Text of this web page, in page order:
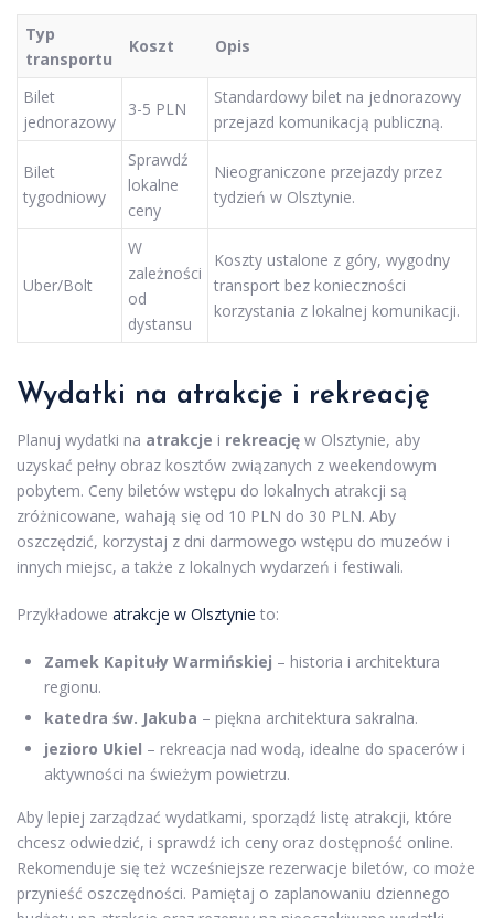
Typ
transportu
Koszt Opis
Bilet
jednorazowy
3-5 PLN
Standardowy bilet na jednorazowy
przejazd komunikacją publiczną.
Bilet
tygodniowy
Sprawdź
lokalne
ceny
Nieograniczone przejazdy przez
tydzień w Olsztynie.
Uber/Bolt
W
zależności
od
dystansu
Koszty ustalone z góry, wygodny
transport bez konieczności
korzystania z lokalnej komunikacji.
Wydatki na atrakcje i rekreację
Planuj wydatki na atrakcje i rekreację w Olsztynie, aby
uzyskać pełny obraz kosztów związanych z weekendowym
pobytem. Ceny biletów wstępu do lokalnych atrakcji są
zróżnicowane, wahają się od 10 PLN do 30 PLN. Aby
oszczędzić, korzystaj z dni darmowego wstępu do muzeów i
innych miejsc, a także z lokalnych wydarzeń i festiwali.
Przykładowe atrakcje w Olsztynie to:
Zamek Kapituły Warmińskiej – historia i architektura
regionu.
katedra św. Jakuba – piękna architektura sakralna.
jezioro Ukiel – rekreacja nad wodą, idealne do spacerów i
aktywności na świeżym powietrzu.
Aby lepiej zarządzać wydatkami, sporządź listę atrakcji, które
chcesz odwiedzić, i sprawdź ich ceny oraz dostępność online.
Rekomenduje się też wcześniejsze rezerwacje biletów, co może
przynieść oszczędności. Pamiętaj o zaplanowaniu dziennego